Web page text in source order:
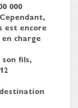
000
est encore
charge
fils,